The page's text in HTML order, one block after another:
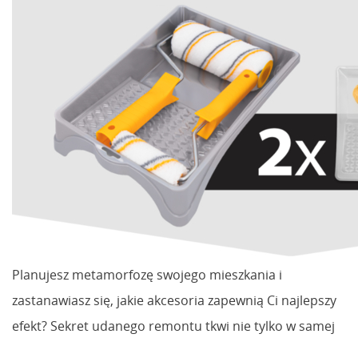
Planujesz metamorfozę swojego mieszkania i
zastanawiasz się, jakie akcesoria zapewnią Ci najlepszy
efekt? Sekret udanego remontu tkwi nie tylko w samej